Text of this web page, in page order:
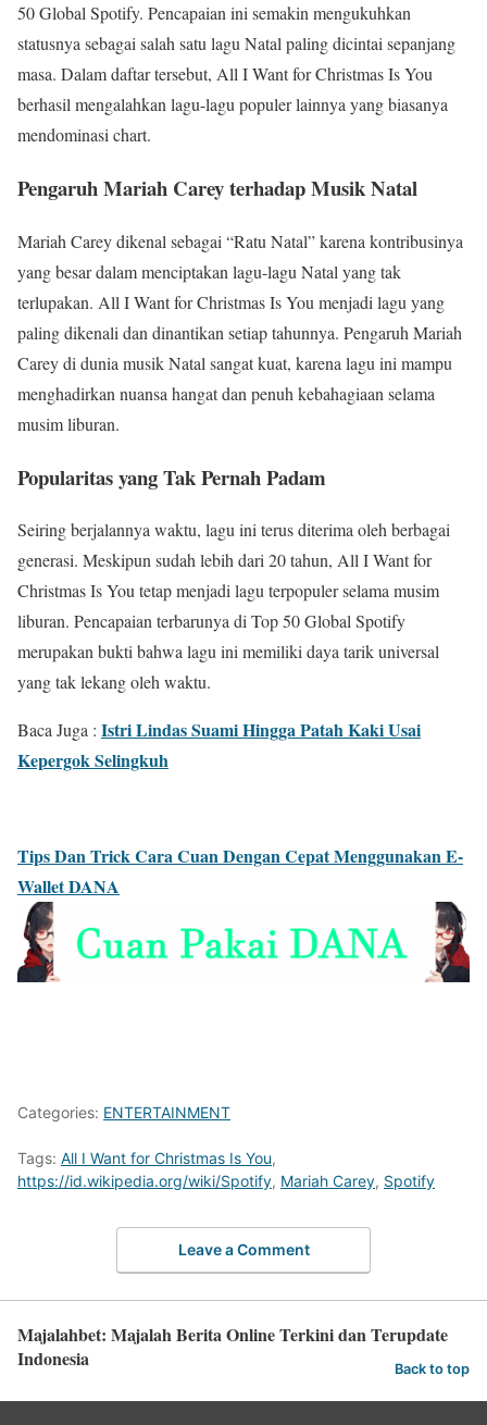
50 Global Spotify. Pencapaian ini semakin mengukuhkan
statusnya sebagai salah satu lagu Natal paling dicintai sepanjang
masa. Dalam daftar tersebut, All I Want for Christmas Is You
berhasil mengalahkan lagu-lagu populer lainnya yang biasanya
mendominasi chart.
Pengaruh Mariah Carey terhadap Musik Natal
Mariah Carey dikenal sebagai “Ratu Natal” karena kontribusinya
yang besar dalam menciptakan lagu-lagu Natal yang tak
terlupakan. All I Want for Christmas Is You menjadi lagu yang
paling dikenali dan dinantikan setiap tahunnya. Pengaruh Mariah
Carey di dunia musik Natal sangat kuat, karena lagu ini mampu
menghadirkan nuansa hangat dan penuh kebahagiaan selama
musim liburan.
Popularitas yang Tak Pernah Padam
Seiring berjalannya waktu, lagu ini terus diterima oleh berbagai
generasi. Meskipun sudah lebih dari 20 tahun, All I Want for
Christmas Is You tetap menjadi lagu terpopuler selama musim
liburan. Pencapaian terbarunya di Top 50 Global Spotify
merupakan bukti bahwa lagu ini memiliki daya tarik universal
yang tak lekang oleh waktu.
Baca Juga : Istri Lindas Suami Hingga Patah Kaki Usai
Kepergok Selingkuh
Tips Dan Trick Cara Cuan Dengan Cepat Menggunakan E-
Wallet DANA
Categories: ENTERTAINMENT
Tags: All I Want for Christmas Is You,
https://id.wikipedia.org/wiki/Spotify, Mariah Carey, Spotify
Leave a Comment
Majalahbet: Majalah Berita Online Terkini dan Terupdate
Indonesia
Back to top